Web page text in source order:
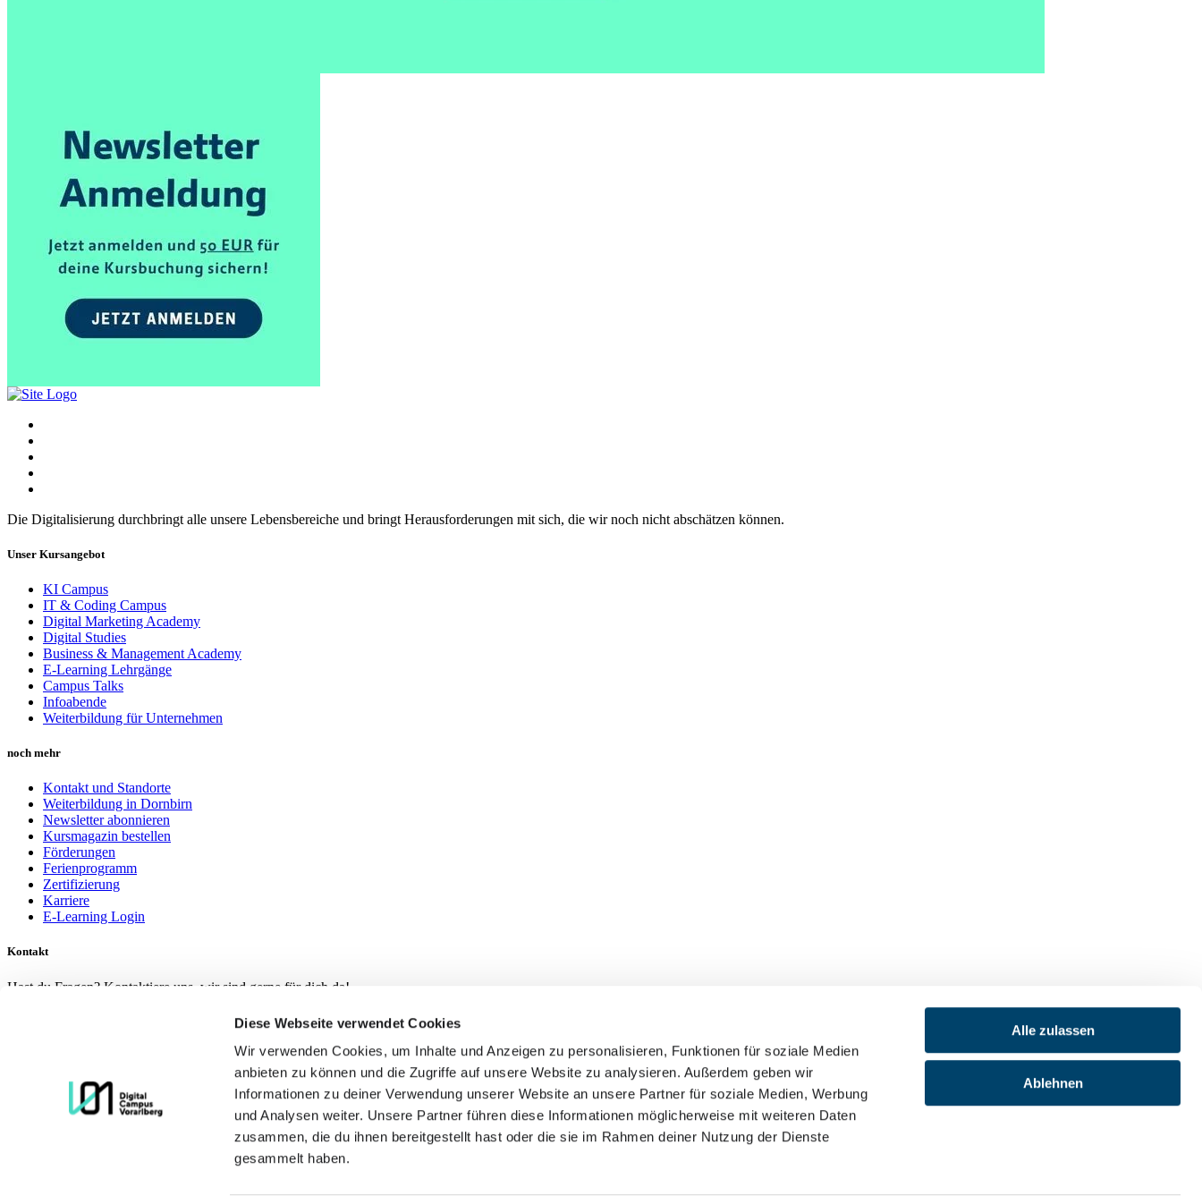
Diese Webseite verwendet Cookies
Wir verwenden Cookies, um Inhalte und Anzeigen zu personalisieren, Funktionen für soziale Medien
anbieten zu können und die Zugriffe auf unsere Website zu analysieren. Außerdem geben wir
Informationen zu deiner Verwendung unserer Website an unsere Partner für soziale Medien, Werbung
und Analysen weiter. Unsere Partner führen diese Informationen möglicherweise mit weiteren Daten
zusammen, die du ihnen bereitgestellt hast oder die sie im Rahmen deiner Nutzung der Dienste
gesammelt haben.
Alle zulassen
Ablehnen
Die Digitalisierung durchbringt alle unsere Lebensbereiche und bringt Herausforderungen mit sich, die wir noch nicht abschätzen können.
Unser Kursangebot
KI Campus
IT & Coding Campus
Digital Marketing Academy
Digital Studies
Business & Management Academy
E-Learning Lehrgänge
Campus Talks
Infoabende
Weiterbildung für Unternehmen
noch mehr
Kontakt und Standorte
Weiterbildung in Dornbirn
Newsletter abonnieren
Kursmagazin bestellen
Förderungen
Ferienprogramm
Zertifizierung
Karriere
E-Learning Login
Kontakt
Hast du Fragen? Kontaktiere uns, wir sind gerne für dich da!
e-mail
standorte